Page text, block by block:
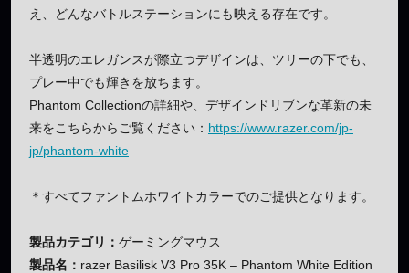
え、どんなバトルステーションにも映える存在です。
半透明のエレガンスが際立つデザインは、ツリーの下でも、
プレー中でも輝きを放ちます。
Phantom Collectionの詳細や、デザインドリブンな革新の未
来をこちらからご覧ください： https://www.razer.com/jp-
jp/phantom-white
＊すべてファントムホワイトカラーでのご提供となります。
製品カテゴリ： ゲーミングマウス
製品名： razer Basilisk V3 Pro 35K – Phantom White Edition